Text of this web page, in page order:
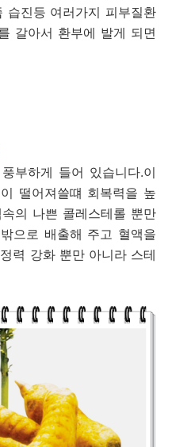
습진등 여러가지 피부질환
갈아서 환부에 발게 되면
부하게 들어 있습니다.이
떨어져쓸떄 회복력을 높
의 나쁜 콜레스테롤 뿐만
으로 배출해 주고 혈액을
력 강화 뿐만 아니라 스테